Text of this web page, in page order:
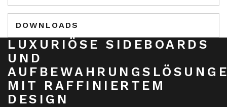
DOWNLOADS
LUXURIÖSE SIDEBOARDS
UND
MIT RAFFINIERTEM
DESIGN